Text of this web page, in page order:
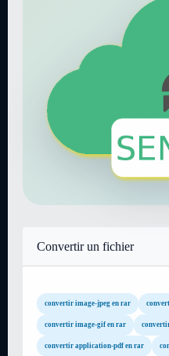
Convertir un fichier
convertir image-jpeg en rar
convertir image-gif en rar
convertir application-pdf en rar